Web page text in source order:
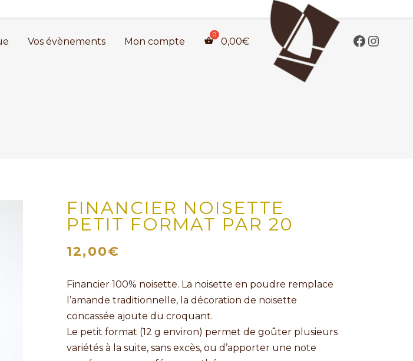
Vos évènements Mon compte 0,00€
FINANCIER NOISETTE
PETIT FORMAT PAR 20
12,00€
Financier 100% noisette. La noisette en poudre remplace
l’amande traditionnelle, la décoration de noisette
concassée ajoute du croquant.
Le petit format (12 g environ) permet de goûter plusieurs
variétés à la suite, sans excès, ou d’apporter une note